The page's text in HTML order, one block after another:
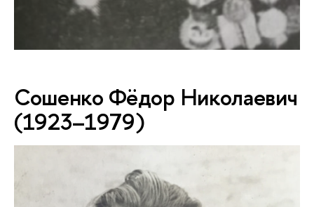
Сошенко Фёдор Николаевич
(1923–1979)